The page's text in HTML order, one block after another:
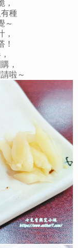
，
種
～
，
！
，
啦～